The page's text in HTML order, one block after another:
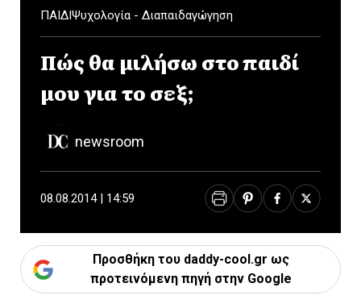
ΠΑΙΔΙΨυχολογία - Διαπαιδαγώγηση
Πώς θα μιλήσω στο παιδί
μου για το σεξ;
newsroom
08.08.2014 | 14:59
Προσθήκη του daddy-cool.gr ως
προτεινόμενη πηγή στην Google